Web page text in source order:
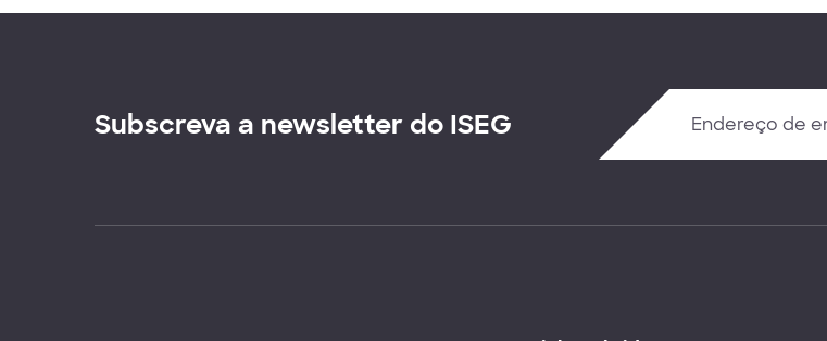
Subscreva a newsletter do ISEG